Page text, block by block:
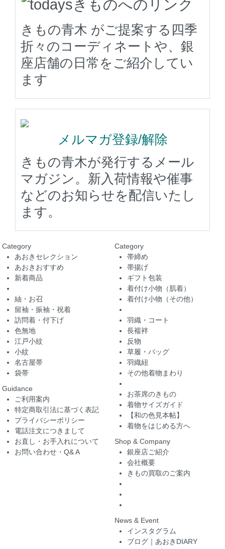
きもの青木 がご提案する四季
折々のコーディネートや、銀
座店舗の日常をご紹介してい
ます
メルマガ登録/解除
きもの青木が発行するメール
マガジン。新入荷情報や催事
などのお知らせを配信いたし
ます。
Category
あおきセレクション
あおきおすすめ
新着商品
紬・お召
留袖・振袖・祝着
訪問着・付下げ
色無地
江戸小紋
小紋
名古屋帯
袋帯
Guidance
ご利用案内
特定商取引法に基づく表記
プライバシーポリシー
電話注文につきまして
お直し・お手入れについて
お問い合わせ・Q& A
Category
帯締め
帯揚げ
ギフト包装
着付け小物（肌着）
着付け小物（その他）
羽織・コート
長襦袢
反物
草履・バッグ
羽織紐
その他着物まわり
お茶席のきもの
着物サイズガイド
【和の色見本帖】
着物をはじめる方へ
Shop & Company
銀座店ご紹介
会社概要
きもの買取のご案内
News & Event
インスタグラム
ブログ｜あおきDIARY